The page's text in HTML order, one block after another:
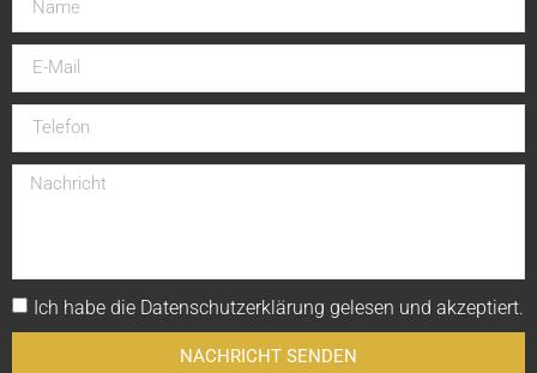
Ich habe die Datenschutzerklärung gelesen und akzeptiert.
NACHRICHT SENDEN